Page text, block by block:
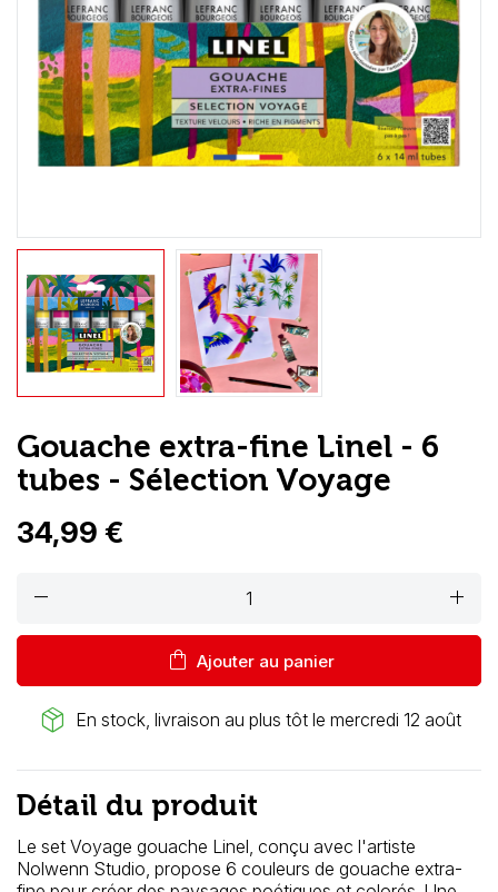
Loisirs Créatifs
Coffrets & cadeaux
Encadrement
mail
Gouache extra-fine Linel - 6
tubes - Sélection Voyage
34,99 €
remove add
shopping_bag Ajouter au panier
package_2 En stock, livraison au plus tôt le mercredi 12 août
Détail du produit
Le set Voyage gouache Linel, conçu avec l'artiste
Nolwenn Studio, propose 6 couleurs de gouache extra-